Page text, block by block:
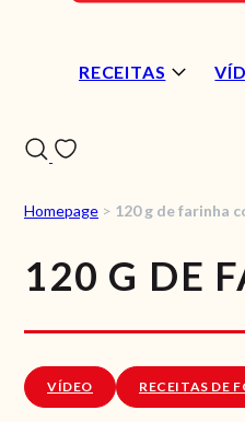
RECEITAS
Homepage > 120 g de farinha
120 G DE
VÍDEO RECEITAS DE